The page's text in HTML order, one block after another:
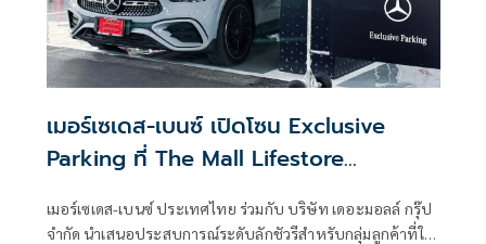
เมอร์เซเดส-เบนซ์ เปิดโซน Exclusive
Parking ที่ The Mall Lifestore
เมอร์เซเดส-เบนซ์ ประเทศไทย ร่วมกับ บริษัท เดอะมอลล์ กรุ๊ป
จำกัด นำเสนอประสบการณ์ระดับลักชัวรีสำหรับกลุ่มลูกค้าที่ใช้